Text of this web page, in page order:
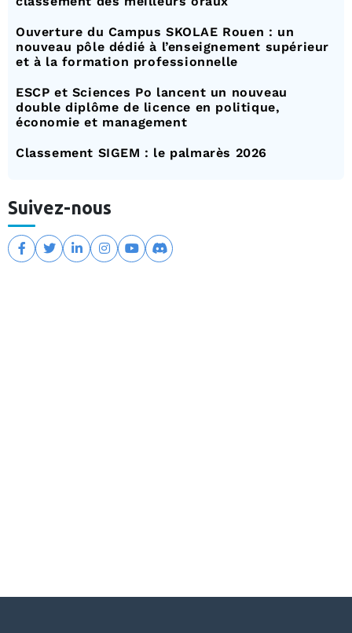
Ouverture du Campus SKOLAE Rouen : un
nouveau pôle dédié à l’enseignement supérieur
et à la formation professionnelle
ESCP et Sciences Po lancent un nouveau
double diplôme de licence en politique,
économie et management
Classement SIGEM : le palmarès 2026
Suivez-nous